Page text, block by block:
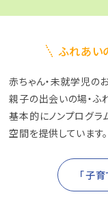
ふれあい
赤ちゃん・未就学児の
親子の出会いの場・ふ
基本的にノンプログラ
空間を提供しています。
「子